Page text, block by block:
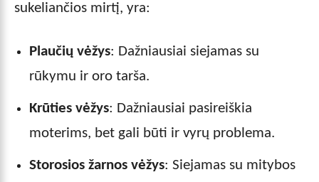
sukeliančios mirtį, yra:
Plaučių vėžys: Dažniausiai siejamas su
rūkymu ir oro tarša.
Krūties vėžys: Dažniausiai pasireiškia
moterims, bet gali būti ir vyrų problema.
Storosios žarnos vėžys: Siejamas su mitybos